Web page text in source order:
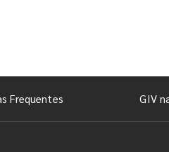
Frequentes GIV